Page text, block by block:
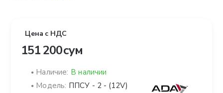
Цена с НДС
151 200 сум
Наличие: В наличии
Модель: ППСУ - 2 - (12V)